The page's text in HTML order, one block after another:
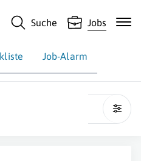
Suche Jobs
Job-Alarm